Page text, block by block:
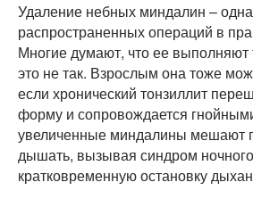
Удаление небных миндалин –
распространенных операций в
Многие думают, что ее выполняют
это не так. Взрослым она тоже
если хронический тонзиллит
форму и сопровождается
увеличенные миндалины мешают
дышать, вызывая синдром
кратковременную остановку